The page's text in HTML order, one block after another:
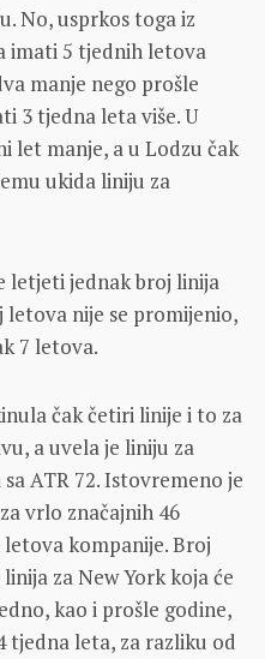
No, usprkos toga iz
imati 5 tjednih letova
manje nego prošle
3 tjedna leta više. U
let manje, a u Lodzu čak
ukida liniju za
letjeti jednak broj linija
letova nije se promijenio,
7 letova.
čak četiri linije i to za
a uvela je liniju za
ATR 72. Istovremeno je
vrlo značajnih 46
kompanije. Broj
za New York koja će
kao i prošle godine,
tjedna leta, za razliku od